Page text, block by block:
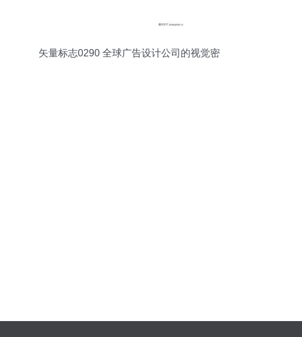
矢量标志0290 全球广告设计公司的视觉密